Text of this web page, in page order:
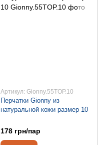
Артикул: Gionny.55TOP.10
Перчатки Gionny из
натуральной кожи размер 10
178 грн/пар